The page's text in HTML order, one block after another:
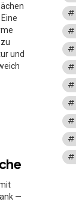
und
—